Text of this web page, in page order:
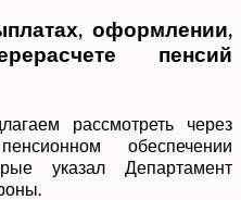
оформлении,
пенсий
рассмотреть через
обеспечении
указал ​​Департамент